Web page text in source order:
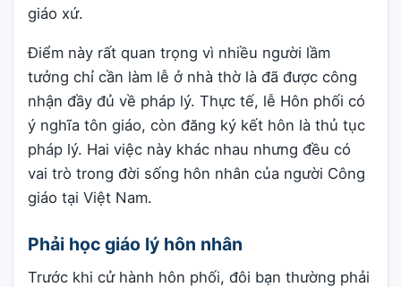
giáo xứ.
Điểm này rất quan trọng vì nhiều người lầm
tưởng chỉ cần làm lễ ở nhà thờ là đã được công
nhận đầy đủ về pháp lý. Thực tế, lễ Hôn phối có
ý nghĩa tôn giáo, còn đăng ký kết hôn là thủ tục
pháp lý. Hai việc này khác nhau nhưng đều có
vai trò trong đời sống hôn nhân của người Công
giáo tại Việt Nam.
Phải học giáo lý hôn nhân
Trước khi cử hành hôn phối, đôi bạn thường phải